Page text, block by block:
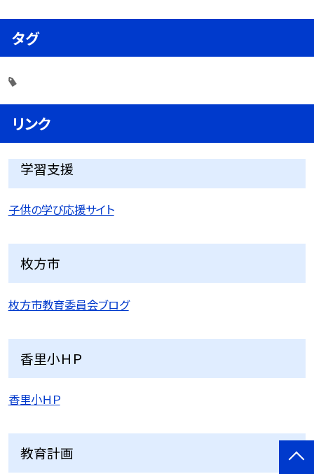
タグ
リンク
学習支援
子供の学び応援サイト
枚方市
枚方市教育委員会ブログ
香里小ＨＰ
香里小ＨＰ
教育計画